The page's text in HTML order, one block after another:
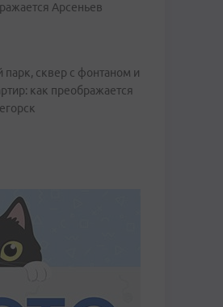
Арсеньев
сквер с фонтаном и
как преображается